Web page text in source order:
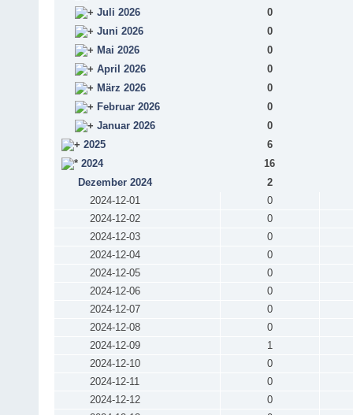
Juli 2026
0
Juni 2026
0
Mai 2026
0
April 2026
0
März 2026
0
Februar 2026
0
Januar 2026
0
2025
6
2024
16
Dezember 2024
2
2024-12-01
0
2024-12-02
0
2024-12-03
0
2024-12-04
0
2024-12-05
0
2024-12-06
0
2024-12-07
0
2024-12-08
0
2024-12-09
1
2024-12-10
0
2024-12-11
0
2024-12-12
0